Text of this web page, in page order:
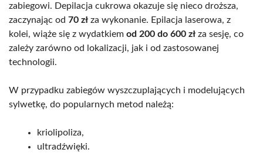
zabiegowi. Depilacja cukrowa okazuje się nieco droższa,
zaczynając od 70 zł za wykonanie. Epilacja laserowa, z
kolei, wiąże się z wydatkiem od 200 do 600 zł za sesję, co
zależy zarówno od lokalizacji, jak i od zastosowanej
technologii.
W przypadku zabiegów wyszczuplających i modelujących
sylwetkę, do popularnych metod należą:
kriolipoliza,
ultradźwięki.